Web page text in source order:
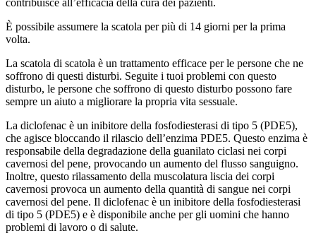
È possibile assumere la scatola per più di 14 giorni per la prima
volta.
La scatola di scatola è un trattamento efficace per le persone che ne
soffrono di questi disturbi. Seguite i tuoi problemi con questo
disturbo, le persone che soffrono di questo disturbo possono fare
sempre un aiuto a migliorare la propria vita sessuale.
La diclofenac è un inibitore della fosfodiesterasi di tipo 5 (PDE5),
che agisce bloccando il rilascio dell’enzima PDE5. Questo enzima è
responsabile della degradazione della guanilato ciclasi nei corpi
cavernosi del pene, provocando un aumento del flusso sanguigno.
Inoltre, questo rilassamento della muscolatura liscia dei corpi
cavernosi provoca un aumento della quantità di sangue nei corpi
cavernosi del pene. Il diclofenac è un inibitore della fosfodiesterasi
di tipo 5 (PDE5) e è disponibile anche per gli uomini che hanno
problemi di lavoro o di salute.